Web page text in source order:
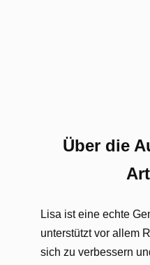
Über die
Lisa ist eine echte
unterstützt vor allem
sich zu verbessern